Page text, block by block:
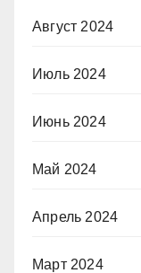
Август 2024
Июль 2024
Июнь 2024
Май 2024
Апрель 2024
Март 2024